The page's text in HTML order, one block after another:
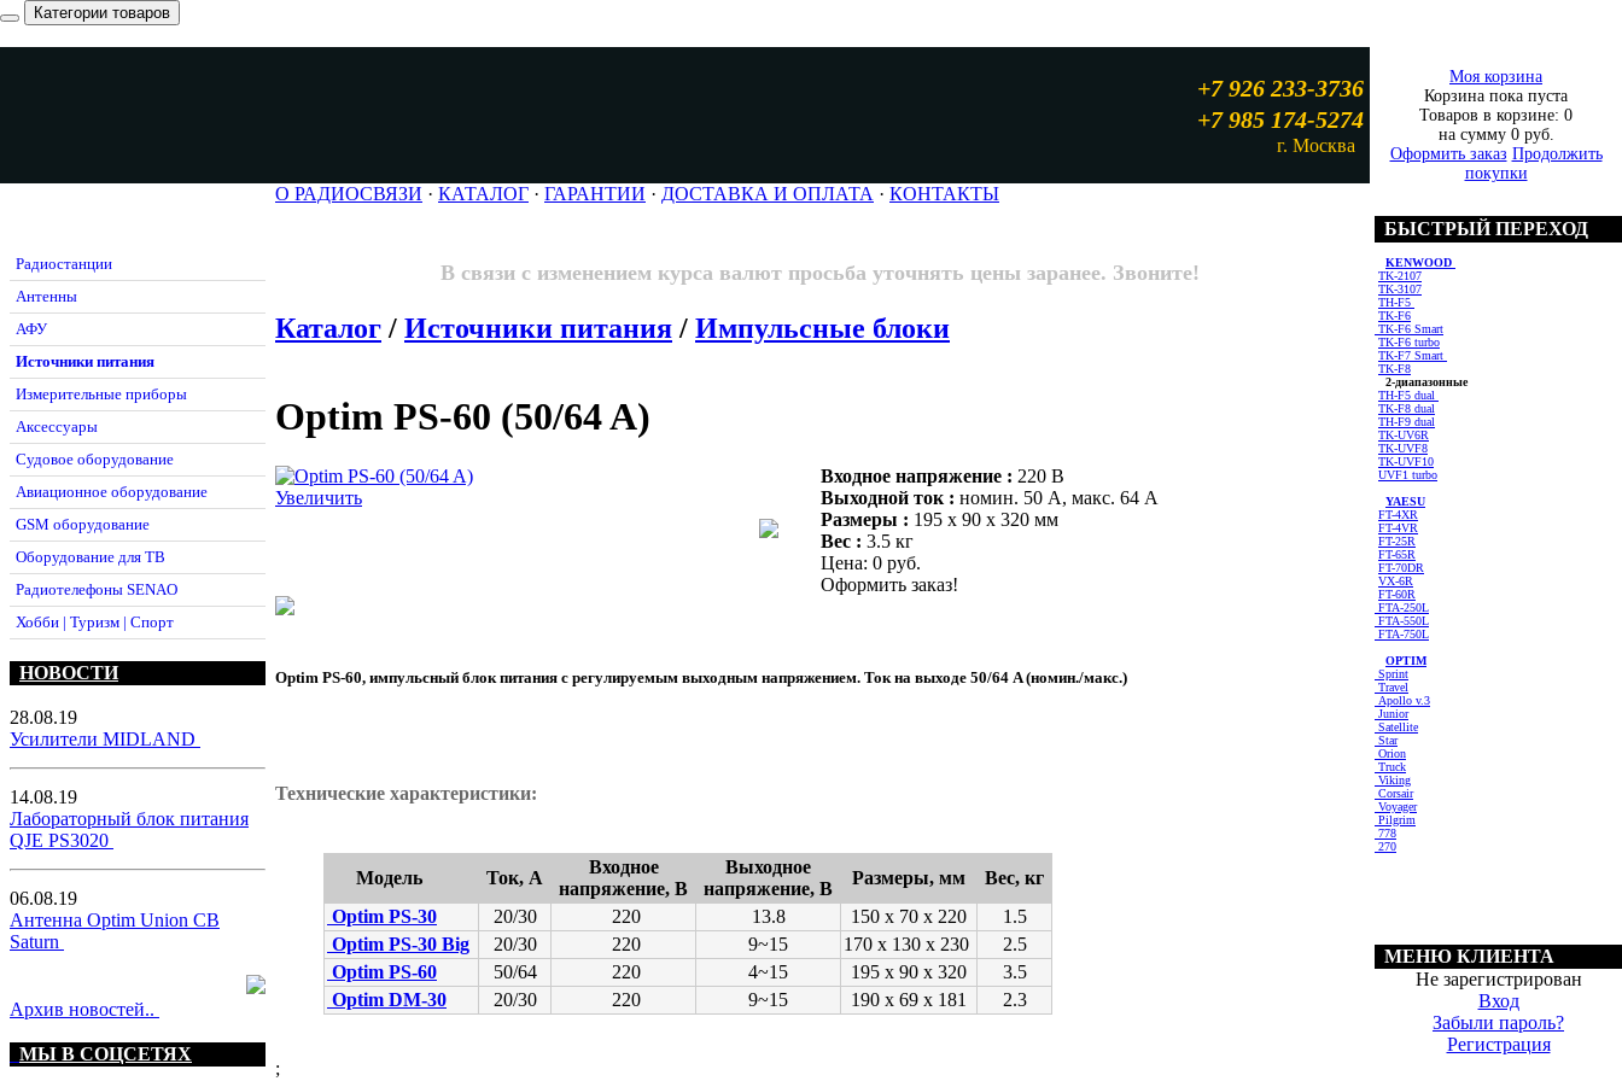
Категории товаров
+7 926 233-3736
+7 985 174-5274
г. Москва
Моя корзина
Корзина пока пуста
Товаров в корзине: 0
на сумму 0 руб.
Оформить заказ Продолжить
покупки
Радиостанции
Антенны
АФУ
Источники питания
Измерительные приборы
Аксессуары
Судовое оборудование
Авиационное оборудование
GSM оборудование
Оборудование для ТВ
Радиотелефоны SENAO
Хобби | Туризм | Спорт
НОВОСТИ
28.08.19
Усилители MIDLAND
14.08.19
Лабораторный блок питания
QJE PS3020
06.08.19
Антенна Optim Union CB
Saturn
Архив новостей..
МЫ В СОЦСЕТЯХ
О РАДИОСВЯЗИ · КАТАЛОГ · ГАРАНТИИ · ДОСТАВКА И ОПЛАТА · КОНТАКТЫ
В связи с изменением курса валют просьба уточнять цены заранее. Звоните!
Каталог / Источники питания / Импульсные блоки
Optim PS-60 (50/64 A)
Увеличить
Входное напряжение : 220 В
Выходной ток : номин. 50 А, макс. 64 А
Размеры : 195 х 90 х 320 мм
Вес : 3.5 кг
Цена: 0 руб.
Оформить заказ!
Optim PS-60, импульсный блок питания с регулируемым выходным напряжением. Ток на выходе 50/64 A (номин./макс.)
Технические характеристики:
Модель Ток, А
Входное
напряжение, В
Выходное
напряжение, В
Размеры, мм
Вес, кг
Optim PS-30
20/30 220 13.8 150 х 70 х 220
1.5
Optim PS-30 Big
20/30 220 9~15 170 х 130 х 230
2.5
Optim PS-60
50/64 220 4~15 195 х 90 х 320
3.5
Optim DM-30
20/30 220 9~15 190 х 69 х 181 2.3
;
БЫСТРЫЙ ПЕРЕХОД
KENWOOD
TK-2107
TK-3107
TH-F5
TK-F6
TK-F6 Smart
TK-F6 turbo
TK-F7 Smart
TK-F8
2-диапазонные
TH-F5 dual
TK-F8 dual
TH-F9 dual
TK-UV6R
TK-UVF8
TK-UVF10
UVF1 turbo
YAESU
FT-4XR
FT-4VR
FT-25R
FT-65R
FT-70DR
VX-6R
FT-60R
FTA-250L
FTA-550L
FTA-750L
OPTIM
Sprint
Travel
Apollo v.3
Junior
Satellite
Star
Orion
Truck
Viking
Corsair
Voyager
Pilgrim
778
270
МЕНЮ КЛИЕНТА
Не зарегистрирован
Вход
Забыли пароль?
Регистрация